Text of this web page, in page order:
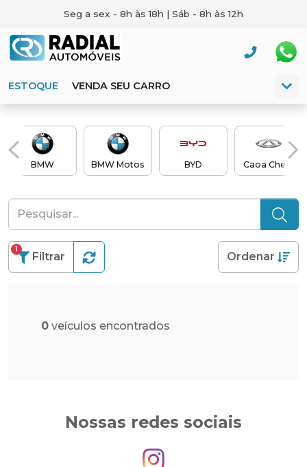
Seg a sex - 8h às 18h | Sáb - 8h às 12h
ESTOQUE VENDA SEU CARRO
BMW BMW Motos BYD Caoa Chery
Filtrar
1
Ordenar
0 veículos encontrados
Nossas redes sociais